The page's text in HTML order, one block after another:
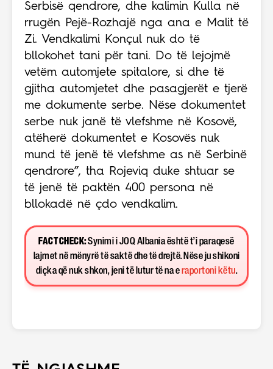
Serbisë qendrore, dhe kalimin Kulla në
rrugën Pejë-Rozhajë nga ana e Malit të
Zi. Vendkalimi Konçul nuk do të
bllokohet tani për tani. Do të lejojmë
vetëm automjete spitalore, si dhe të
gjitha automjetet dhe pasagjerët e tjerë
me dokumente serbe. Nëse dokumentet
serbe nuk janë të vlefshme në Kosovë,
atëherë dokumentet e Kosovës nuk
mund të jenë të vlefshme as në Serbinë
qendrore”, tha Rojeviq duke shtuar se
të jenë të paktën 400 persona në
bllokadë në çdo vendkalim.
FACT CHECK:Synimi i JOQ Albania është t’i paraqesë
lajmet në mënyrë të saktë dhe të drejtë. Nëse ju shikoni
diçka që nuk shkon, jeni të lutur të na e raportoni këtu.